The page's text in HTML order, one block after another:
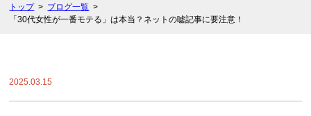
トップ
ブログ一覧
「30代女性が一番モテる」は本当？ネットの嘘記事に要注意！
2025.03.15